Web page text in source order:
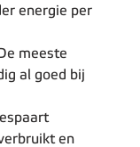
energie per
meeste
al goed bij
en